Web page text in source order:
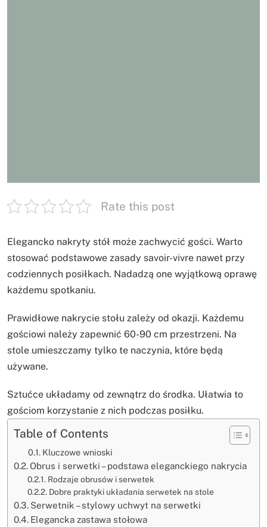
Rate this post
Elegancko nakryty stół może zachwycić gości. Warto
stosować podstawowe zasady savoir-vivre nawet przy
codziennych posiłkach. Nadadzą one wyjątkową oprawę
każdemu spotkaniu.
Prawidłowe nakrycie stołu zależy od okazji. Każdemu
gościowi należy zapewnić 60-90 cm przestrzeni. Na
stole umieszczamy tylko te naczynia, które będą
używane.
Sztućce układamy od zewnątrz do środka. Ułatwia to
gościom korzystanie z nich podczas posiłku.
Table of Contents
Kluczowe wnioski
Obrus i serwetki – podstawa eleganckiego nakrycia
Rodzaje obrusów i serwetek
Dobre praktyki układania serwetek na stole
Serwetnik – stylowy uchwyt na serwetki
Elegancka zastawa stołowa